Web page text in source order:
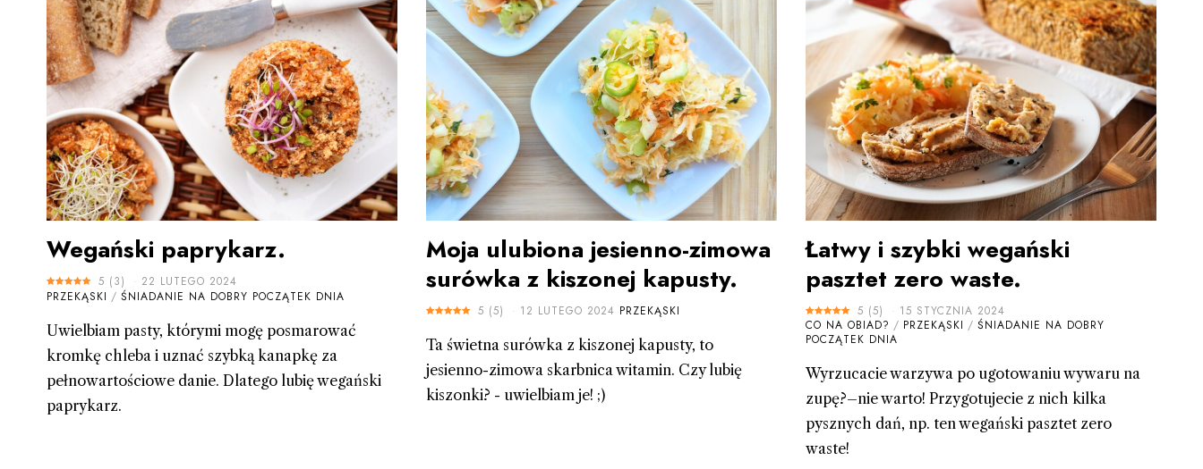
Wegański paprykarz.
5 (3)
22 LUTEGO 2024
PRZEKĄSKI / ŚNIADANIE NA DOBRY POCZĄTEK DNIA
Uwielbiam pasty, którymi mogę posmarować
kromkę chleba i uznać szybką kanapkę za
pełnowartościowe danie. Dlatego lubię wegański
paprykarz.
Moja ulubiona jesienno-zimowa
surówka z kiszonej kapusty.
5 (5) 12 LUTEGO 2024 PRZEKĄSKI
Ta świetna surówka z kiszonej kapusty, to
jesienno-zimowa skarbnica witamin. Czy lubię
kiszonki? - uwielbiam je! ;)
Łatwy i szybki wegański
pasztet zero waste.
5 (5)
15 STYCZNIA 2024
CO NA OBIAD? / PRZEKĄSKI / ŚNIADANIE NA DOBRY
POCZĄTEK DNIA
Wyrzucacie warzywa po ugotowaniu wywaru na
zupę?–nie warto! Przygotujecie z nich kilka
pysznych dań, np. ten wegański pasztet zero
waste!